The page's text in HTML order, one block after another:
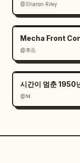
@Sharon Riley
Mecha Front
@李岳
시간이 멈춘 1950
@𝐌